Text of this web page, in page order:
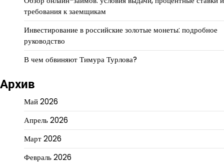
требования к заемщикам
Инвестирование в российские золотые монеты: подробное
руководство
В чем обвиняют Тимура Турлова?
Архив
Май 2026
Апрель 2026
Март 2026
Февраль 2026